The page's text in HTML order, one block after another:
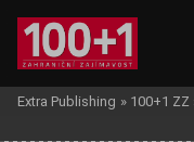
Extra Publishing » 100+1 ZZ